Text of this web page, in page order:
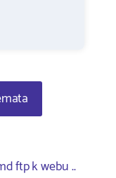
ftp k webu ..